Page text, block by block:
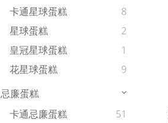
卡通星球蛋糕
8
星球蛋糕
2
皇冠星球蛋糕
1
花星球蛋糕
9
忌廉蛋糕
卡通忌廉蛋糕
51